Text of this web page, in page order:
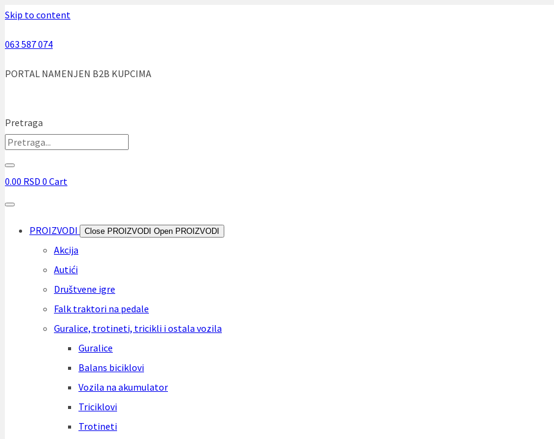
Skip to content
063 587 074
PORTAL NAMENJEN B2B KUPCIMA
Pretraga
0.00 RSD 0 Cart
PROIZVODI Close PROIZVODI Open PROIZVODI
Akcija
Autići
Društvene igre
Falk traktori na pedale
Guralice, trotineti, tricikli i ostala vozila
Guralice
Balans biciklovi
Vozila na akumulator
Triciklovi
Trotineti